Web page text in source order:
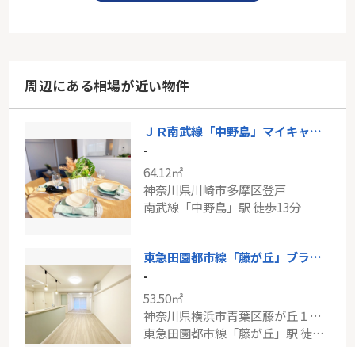
周辺にある相場が近い物件
ＪＲ南武線「中野島」マイキャッスル中野島弐番館
-
64.12㎡
神奈川県川崎市多摩区登戸
南武線「中野島」駅 徒歩13分
東急田園都市線「藤が丘」ブラッサムコーポ藤が丘
-
53.50㎡
神奈川県横浜市青葉区藤が丘１丁目
東急田園都市線「藤が丘」駅 徒歩10分